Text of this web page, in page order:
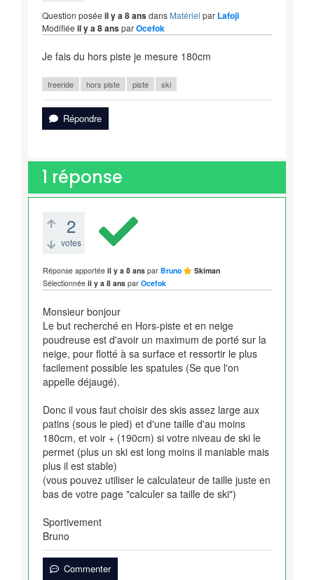
Question posée il y a 8 ansdans Matériel par Lafoji
Modifiée il y a 8 ansparOcefok
Je fais du hors piste je mesure 180cm
freeride hors piste piste ski
Répondre
1 réponse
2
votes
Réponse apportée il y a 8 ans par Bruno
Skiman
Sélectionnée il y a 8 ans par Ocefok
Monsieur bonjour
Le but recherché en Hors-piste et en neige
poudreuse est d'avoir un maximum de porté sur la
neige, pour flotté à sa surface et ressortir le plus
facilement possible les spatules (Se que l'on
appelle déjaugé).
Donc il vous faut choisir des skis assez large aux
patins (sous le pied) et d'une taille d'au moins
180cm, et voir + (190cm) si votre niveau de ski le
permet (plus un ski est long moins il maniable mais
plus il est stable)
(vous pouvez utiliser le calculateur de taille juste en
bas de votre page "calculer sa taille de ski")
Sportivement
Bruno
Commenter